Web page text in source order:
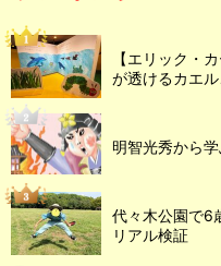
【エリック・
が透けるカエ
明智光秀から
代々木公園で6
リアル検証